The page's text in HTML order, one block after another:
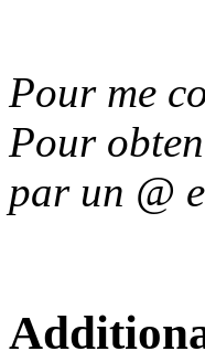
Pour me
Pour
par un @